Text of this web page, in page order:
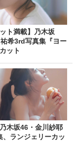
ット満載】乃木坂
希3rd写真集『ヨー
ット
乃木坂46・金川紗耶
、ランジェリーカッ